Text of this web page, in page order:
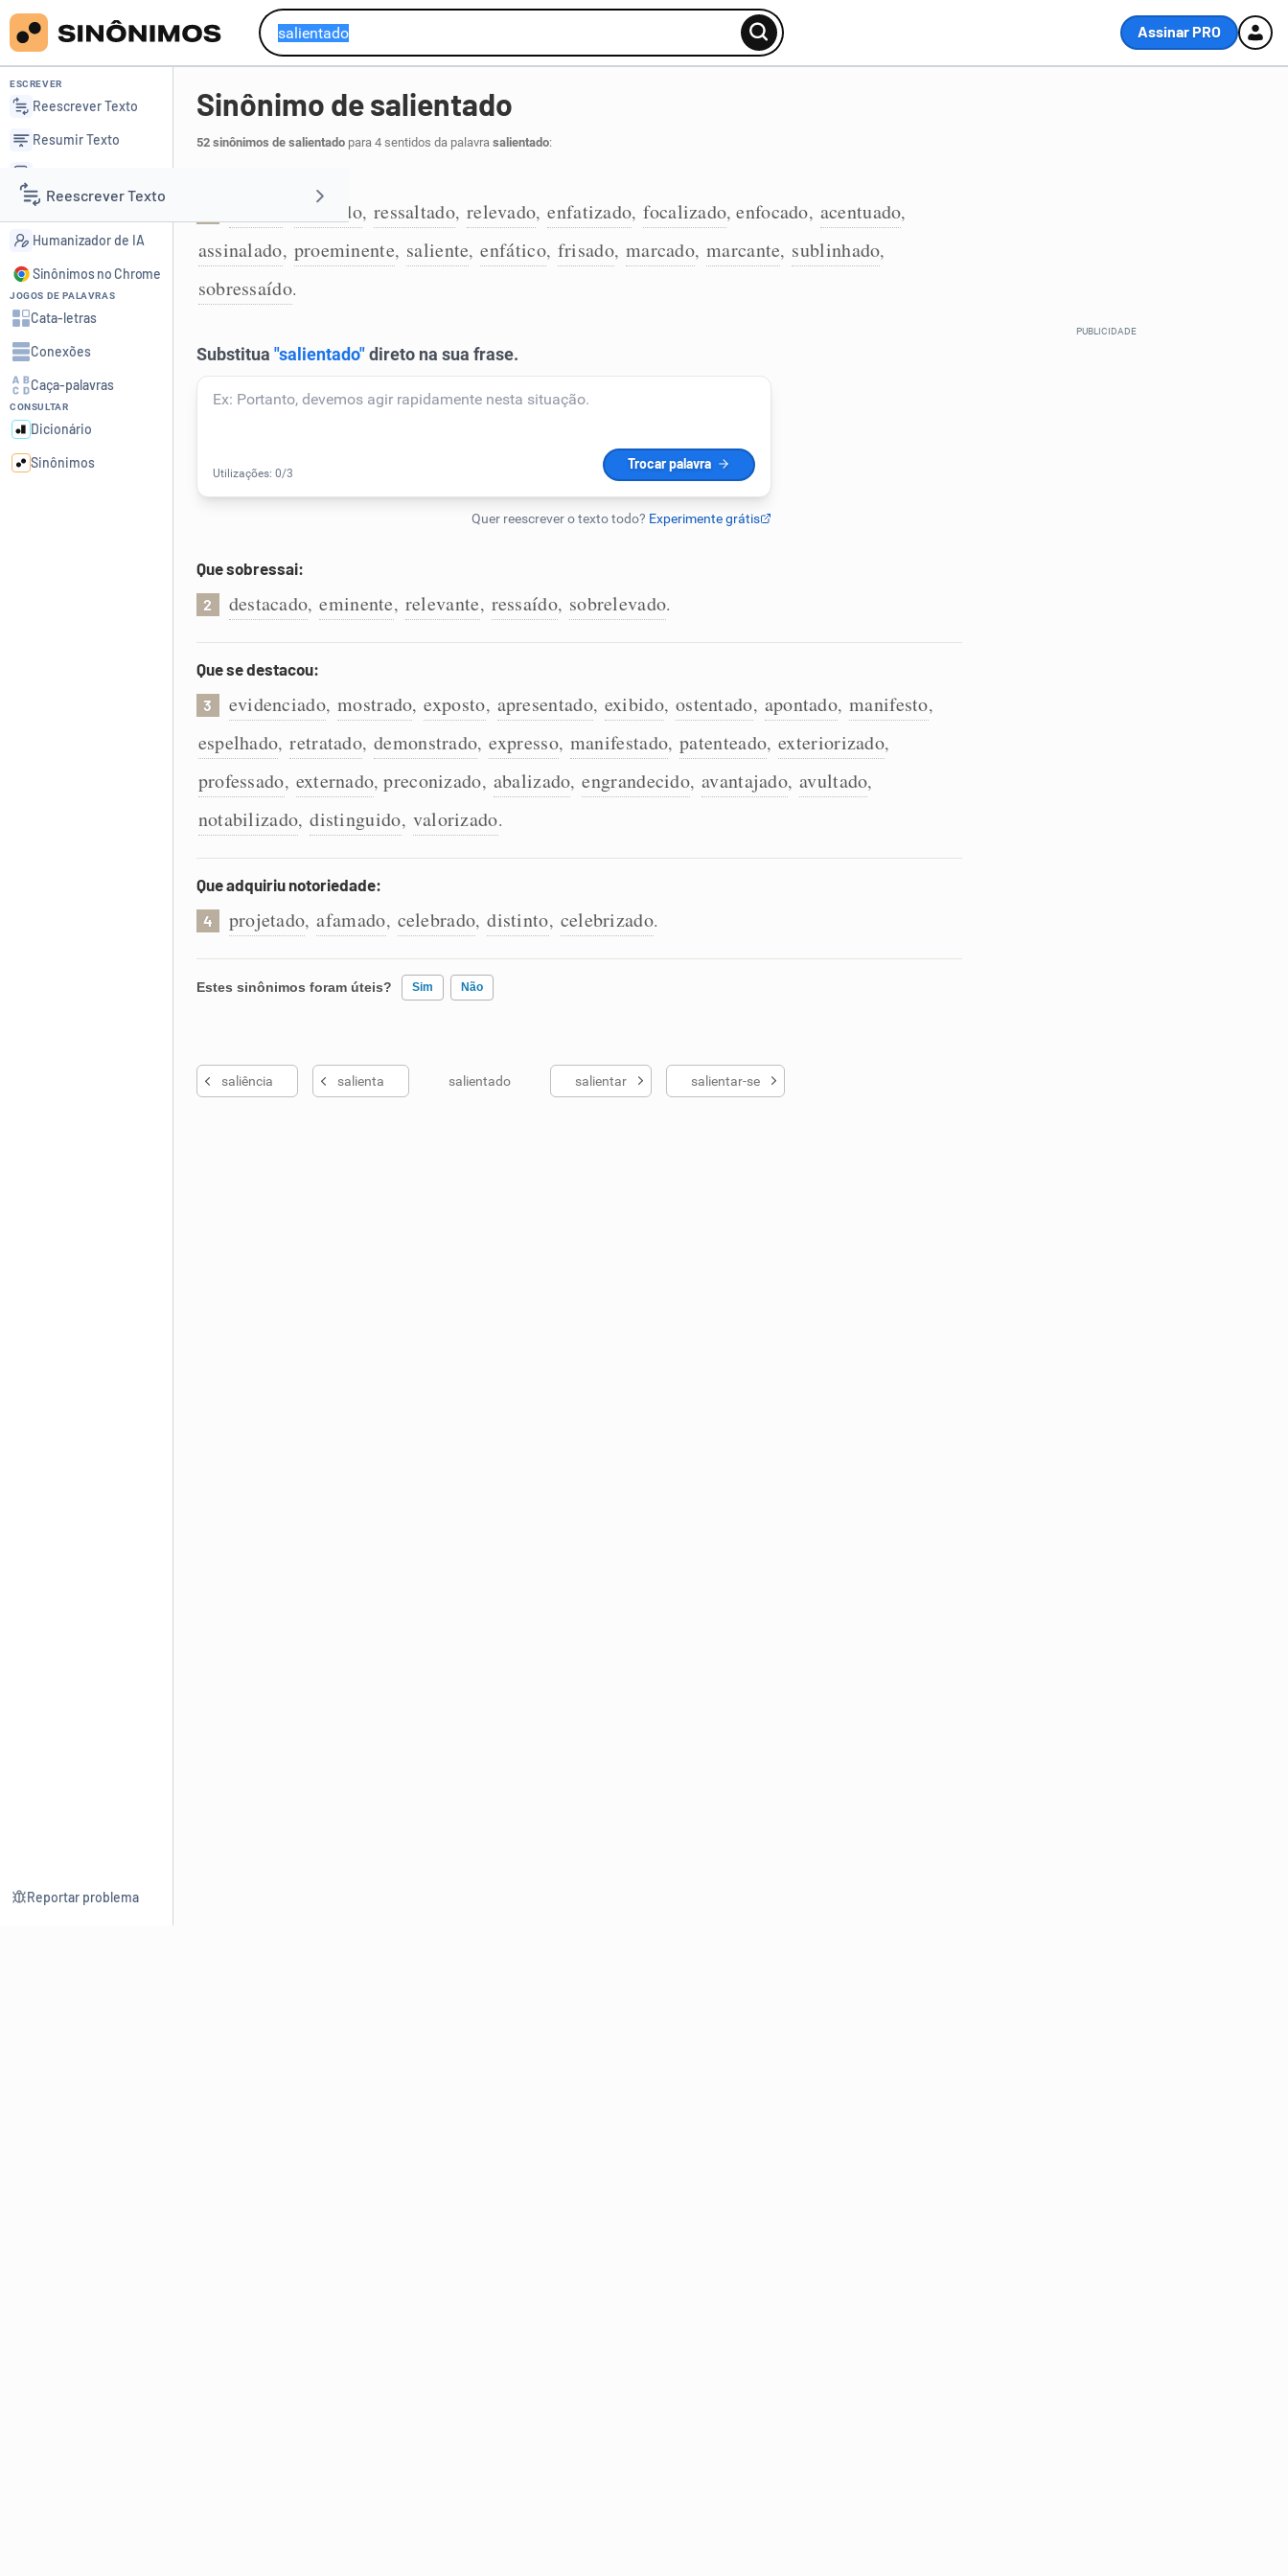
Assinar PRO
Reescrever Texto
Resumir Texto
Corrigir Texto
Detector de IA
Humanizador de IA
ESCREVER
Reescrever Texto
Resumir Texto
Detector de IA
Humanizador de IA
Sinônimos no Chrome
JOGOS DE PALAVRAS
Cata-letras
Conexões
Caça-palavras
CONSULTAR
Dicionário
Sinônimos
Reportar problema
Sinônimo de salientado
52 sinônimos de salientadopara 4 sentidos da palavra salientado:
realçado, ressaltado, relevado, enfatizado, focalizado,enfocado, acentuado,
assinalado, proeminente, saliente, enfático, frisado, marcado, marcante, sublinhado,
sobressaído.
Que sobressai:
2 destacado, eminente, relevante, ressaído, sobrelevado.
Que se destacou:
3 evidenciado, mostrado, exposto, apresentado, exibido, ostentado, apontado, manifesto,
espelhado, retratado, demonstrado, expresso, manifestado, patenteado, exteriorizado,
professado, externado,preconizado, abalizado, engrandecido, avantajado, avultado,
notabilizado, distinguido, valorizado.
Que adquiriu notoriedade:
4 projetado, afamado, celebrado, distinto, celebrizado.
Estes sinônimos foram úteis? Sim Não
Nenhum dos sinônimos apresentados me ajudou
saliência salienta salientado salientar salientar-se